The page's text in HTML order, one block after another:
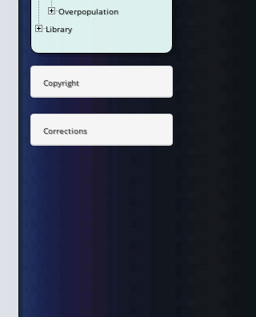
Overpopulation
Library
Copyright
Corrections